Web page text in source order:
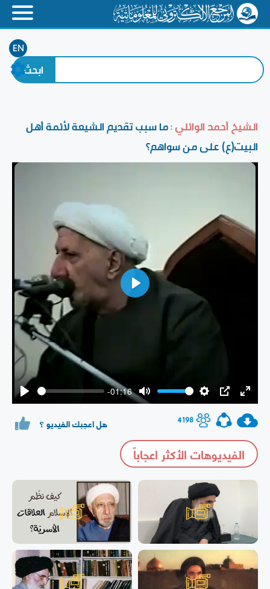
EN
الشيخ أحمد الوائلي :ما سبب تقديم الشيعة لأئمة أهل
البيت(ع) على من سواهم؟
Play
-01:16
Mute
Settings
PIP Enter
Play
4198 هل اعجبك الفيديو ؟
الفيديوهات الأكثر اعجاباً